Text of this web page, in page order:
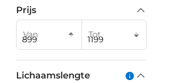
Prijs
Van Tot
Lichaamslengte